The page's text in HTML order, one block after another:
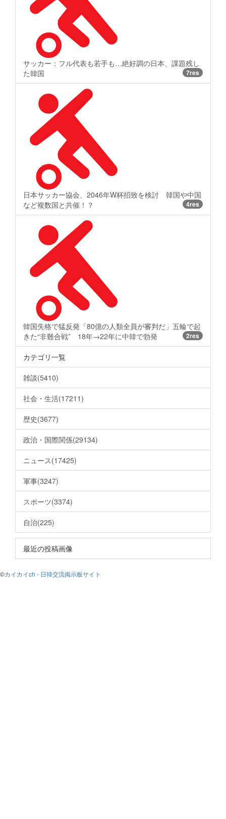
サッカー：フル代表も若手も…絶好調の日本、課題残し
た韓国
7res
日本サッカー協会、2046年W杯招致を検討 韓国や中国
など複数国と共催！？
4res
韓国失格で猛反発「80億の人類全員が審判だ」五輪で起
きた“非難合戦” 18年→22年に中韓で勃発
2res
カテゴリ一覧
雑談(5410)
社会・生活(17211)
歴史(3677)
政治・国際関係(29134)
ニュース(17425)
軍事(3247)
スポーツ(3374)
自治(225)
最近の投稿画像
©カイカイch - 日韓交流掲示板サイト